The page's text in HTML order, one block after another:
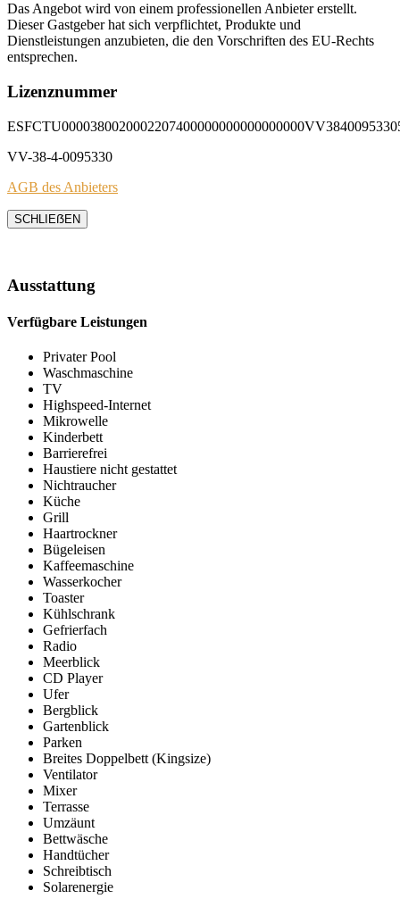
Das Angebot wird von einem professionellen Anbieter erstellt.
Dieser Gastgeber hat sich verpflichtet, Produkte und
Dienstleistungen anzubieten, die den Vorschriften des EU-Rechts
entsprechen.
Lizenznummer
VV-38-4-0095330
AGB des Anbieters
SCHLIEẞEN
Ausstattung
Verfügbare Leistungen
Privater Pool
Waschmaschine
TV
Highspeed-Internet
Mikrowelle
Kinderbett
Barrierefrei
Haustiere nicht gestattet
Nichtraucher
Küche
Grill
Haartrockner
Bügeleisen
Kaffeemaschine
Wasserkocher
Toaster
Kühlschrank
Gefrierfach
Radio
Meerblick
CD Player
Ufer
Bergblick
Gartenblick
Parken
Breites Doppelbett (Kingsize)
Ventilator
Mixer
Terrasse
Umzäunt
Bettwäsche
Handtücher
Schreibtisch
Solarenergie